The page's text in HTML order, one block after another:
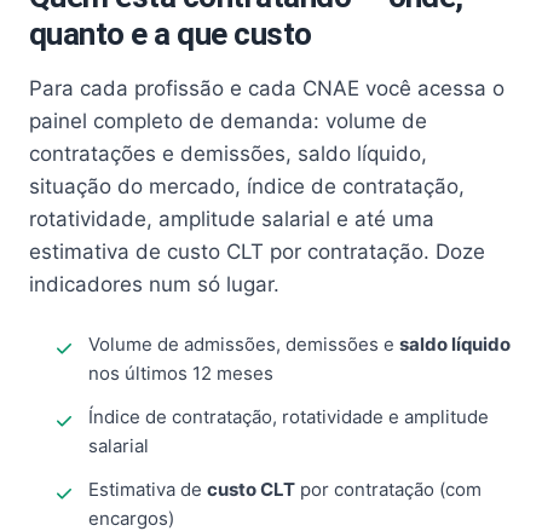
quanto e a que custo
Para cada profissão e cada CNAE você acessa o
painel completo de demanda: volume de
contratações e demissões, saldo líquido,
situação do mercado, índice de contratação,
rotatividade, amplitude salarial e até uma
estimativa de custo CLT por contratação. Doze
indicadores num só lugar.
Volume de admissões, demissões e saldo líquido
nos últimos 12 meses
Índice de contratação, rotatividade e amplitude
salarial
Estimativa de custo CLT por contratação (com
encargos)